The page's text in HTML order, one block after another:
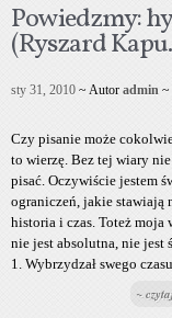
Powiedzmy:
(Ryszard
sty 31, 2010 ~ Autor admin ~
Czy pisanie może
to wierzę. Bez tej wiary
pisać. Oczywiście jestem
ograniczeń, jakie stawiają
historia i czas. Toteż moja
nie jest absolutna, nie jest
1. Wybrzydzał swego
~